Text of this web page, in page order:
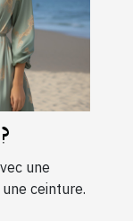
une
ceinture.